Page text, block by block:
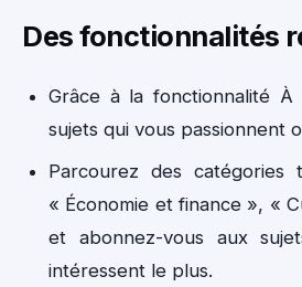
Des fonctionnalités
Grâce à la fonctionnalité À
sujets qui vous passionnent
Parcourez des
« Économie et finance », «
et abonnez-vous aux
intéressent le plus.